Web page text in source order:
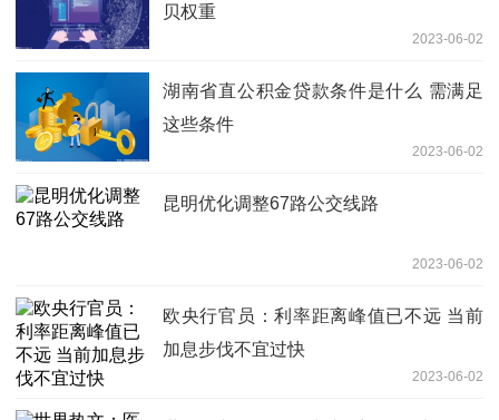
贝权重
2023-06-02
湖南省直公积金贷款条件是什么 需满足
这些条件
2023-06-02
昆明优化调整67路公交线路
2023-06-02
欧央行官员：利率距离峰值已不远 当前
加息步伐不宜过快
2023-06-02